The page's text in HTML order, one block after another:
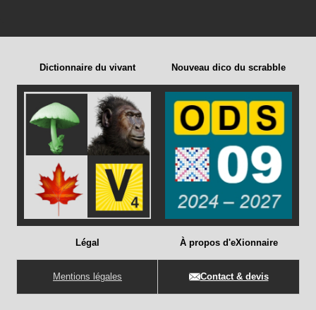
Dictionnaire du vivant Nouveau dico du scrabble
Légal
Mentions légales
À propos d'eXionnaire
Contact & devis